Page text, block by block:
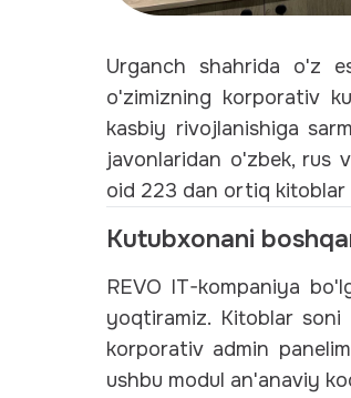
Urganch shahrida o'z
o'zimizning korporativ
kasbiy rivojlanishiga
javonlaridan o'zbek, rus
oid 223 dan ortiq kitoblar
Kutubxonani
REVO IT-kompaniya
yoqtiramiz. Kitoblar
korporativ admin
ushbu modul an'anaviy